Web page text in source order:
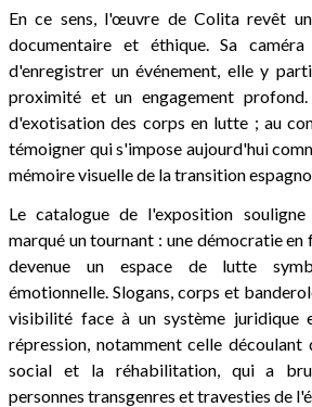
En ce sens, l'œuvre de Colita revêt
documentaire et éthique. Sa
d'enregistrer un événement, elle y
proximité et un engagement
d'exotisation des corps en lutte ; au
témoigner qui s'impose aujourd'hui
mémoire visuelle de la transition
Le catalogue de l'exposition
marqué un tournant : une démocratie
devenue un espace de lutte
émotionnelle. Slogans, corps et
visibilité face à un système juridique
répression, notamment celle
social et la réhabilitation, qui a
personnes transgenres et travesties de